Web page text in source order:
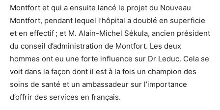
Montfort et qui a ensuite lancé le projet du Nouveau
Montfort, pendant lequel l’hôpital a doublé en superficie
et en effectif ; et M. Alain-Michel Sékula, ancien président
du conseil d’administration de Montfort. Les deux
hommes ont eu une forte influence sur Dr Leduc. Cela se
voit dans la façon dont il est à la fois un champion des
soins de santé et un ambassadeur sur l’importance
d’offrir des services en français.